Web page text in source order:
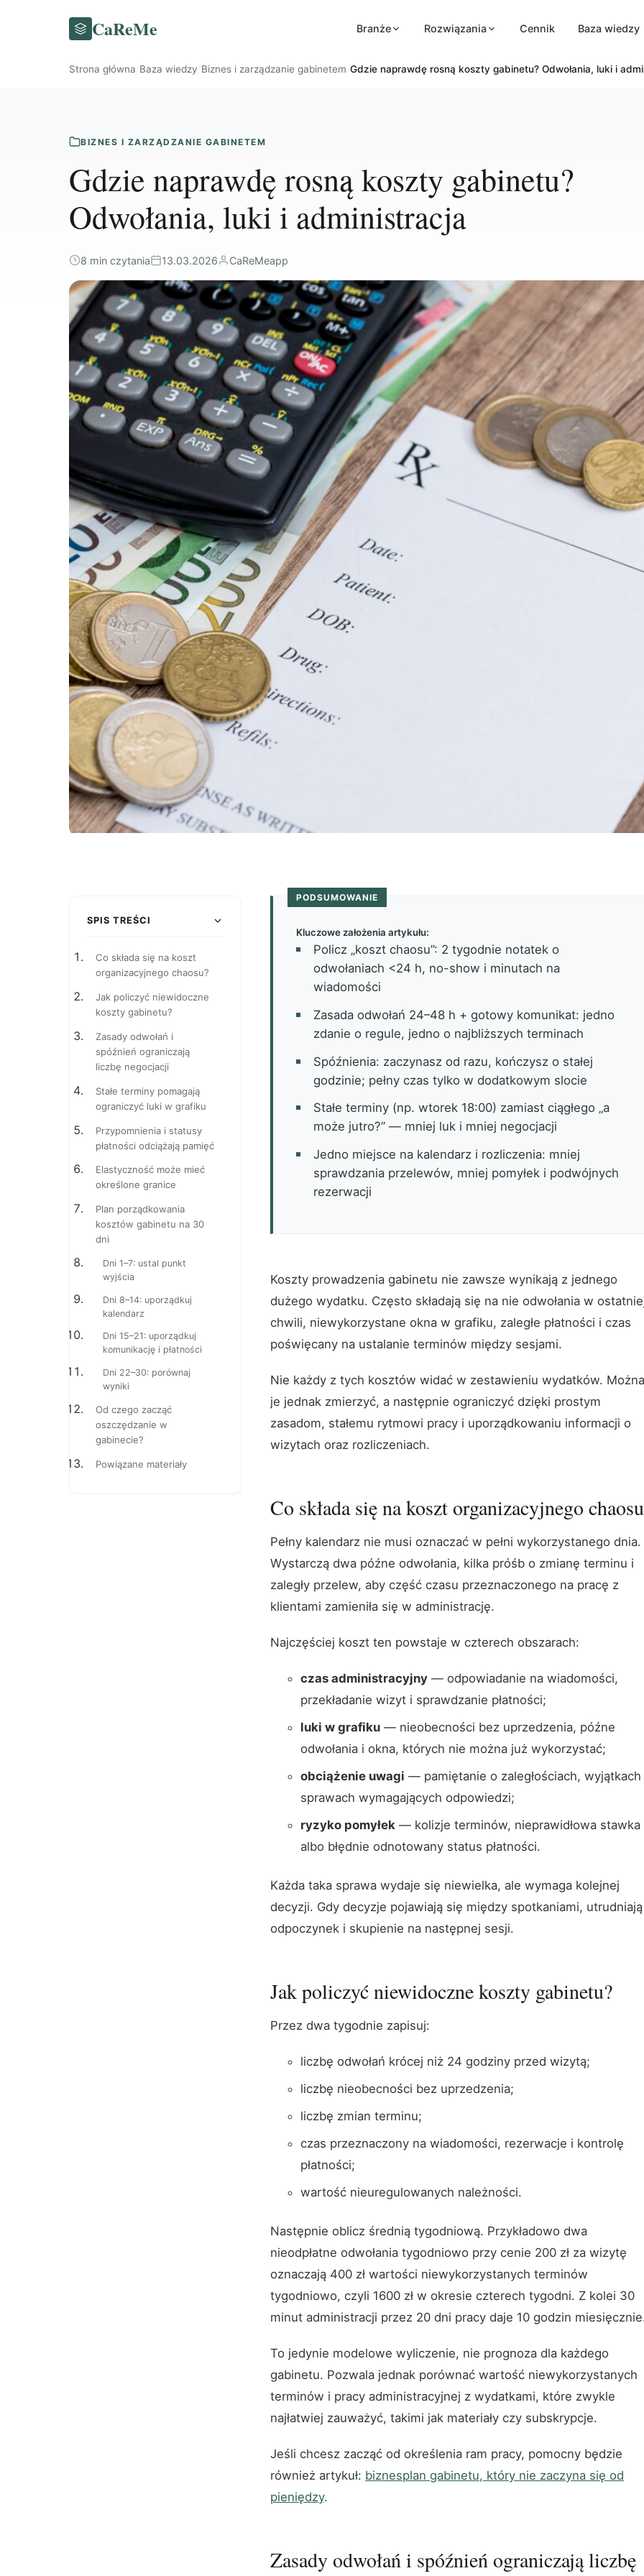
CaReMe Branże Rozwiązania Cennik Baza wiedzy
Strona główna Baza wiedzy Biznes i zarządzanie gabinetem Gdzie naprawdę rosną koszty gabinetu? Odwołania, luki i
BIZNES I ZARZĄDZANIE GABINETEM
Gdzie naprawdę rosną koszty gabinetu?
Odwołania, luki i administracja
8 min czytania 13.03.2026 CaReMeapp
SPIS TREŚCI
Co składa się na koszt
organizacyjnego chaosu?
Jak policzyć niewidoczne
koszty gabinetu?
Zasady odwołań i
spóźnień ograniczają
liczbę negocjacji
Stałe terminy pomagają
ograniczyć luki w grafiku
Przypomnienia i statusy
płatności odciążają pamięć
Elastyczność może mieć
określone granice
Plan porządkowania
kosztów gabinetu na 30
dni
Dni 1–7: ustal punkt
wyjścia
Dni 8–14: uporządkuj
kalendarz
Dni 15–21: uporządkuj
komunikację i płatności
Dni 22–30: porównaj
wyniki
Od czego zacząć
oszczędzanie w
gabinecie?
Powiązane materiały
PODSUMOWANIE
Kluczowe założenia artykułu:
Policz „koszt chaosu”: 2 tygodnie notatek o
odwołaniach <24 h, no-show i minutach na
wiadomości
Zasada odwołań 24–48 h + gotowy komunikat: jedno
zdanie o regule, jedno o najbliższych terminach
Spóźnienia: zaczynasz od razu, kończysz o stałej
godzinie; pełny czas tylko w dodatkowym slocie
Stałe terminy (np. wtorek 18:00) zamiast ciągłego „a
może jutro?” — mniej luk i mniej negocjacji
Jedno miejsce na kalendarz i rozliczenia: mniej
sprawdzania przelewów, mniej pomyłek i podwójnych
rezerwacji
Koszty prowadzenia gabinetu nie zawsze wynikają z jednego
dużego wydatku. Często składają się na nie odwołania w
chwili, niewykorzystane okna w grafiku, zaległe płatności i czas
poświęcany na ustalanie terminów między sesjami.
Nie każdy z tych kosztów widać w zestawieniu wydatków. Można
je jednak zmierzyć, a następnie ograniczyć dzięki prostym
zasadom, stałemu rytmowi pracy i uporządkowaniu informacji o
wizytach oraz rozliczeniach.
Co składa się na koszt organizacyjnego
Pełny kalendarz nie musi oznaczać w pełni wykorzystanego dnia.
Wystarczą dwa późne odwołania, kilka próśb o zmianę terminu i
zaległy przelew, aby część czasu przeznaczonego na pracę z
klientami zamieniła się w administrację.
Najczęściej koszt ten powstaje w czterech obszarach:
czas administracyjny— odpowiadanie na wiadomości,
przekładanie wizyt i sprawdzanie płatności;
luki w grafiku— nieobecności bez uprzedzenia, późne
odwołania i okna, których nie można już wykorzystać;
obciążenie uwagi — pamiętanie o zaległościach, wyjątkach
sprawach wymagających odpowiedzi;
ryzyko pomyłek — kolizje terminów, nieprawidłowa stawka
albo błędnie odnotowany status płatności.
Każda taka sprawa wydaje się niewielka, ale wymaga kolejnej
decyzji. Gdy decyzje pojawiają się między spotkaniami, utrudniają
odpoczynek i skupienie na następnej sesji.
Jak policzyć niewidoczne koszty gabinetu?
Przez dwa tygodnie zapisuj:
liczbę odwołań krócej niż 24 godziny przed wizytą;
liczbę nieobecności bez uprzedzenia;
liczbę zmian terminu;
czas przeznaczony na wiadomości, rezerwacje i kontrolę
płatności;
wartość nieuregulowanych należności.
Następnie oblicz średnią tygodniową. Przykładowo dwa
nieodpłatne odwołania tygodniowo przy cenie 200 zł za wizytę
oznaczają 400 zł wartości niewykorzystanych terminów
tygodniowo, czyli 1600 zł w okresie czterech tygodni. Z kolei 30
minut administracji przez 20 dni pracy daje 10 godzin
To jedynie modelowe wyliczenie, nie prognoza dla każdego
gabinetu. Pozwala jednak porównać wartość niewykorzystanych
terminów i pracy administracyjnej z wydatkami, które zwykle
najłatwiej zauważyć, takimi jak materiały czy subskrypcje.
Jeśli chcesz zacząć od określenia ram pracy, pomocny będzie
również artykuł: biznesplan gabinetu, który nie zaczyna się od
pieniędzy.
Zasady odwołań i spóźnień ograniczają liczbę